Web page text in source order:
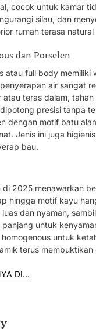
cocok untuk kamar
silau, dan
rumah terasa
dan Porselen
atau full body
air sangat
teras dalam,
presisi tanpa
dengan motif batu
Jenis ini juga
bau.
di 2025 menawarkan
hingga motif kayu
dan nyaman,
untuk
untuk
terus
DI…